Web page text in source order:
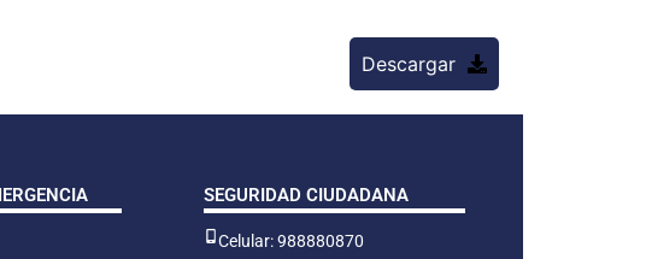
Descargar
SEGURIDAD CIUDADANA
Celular: 988880870